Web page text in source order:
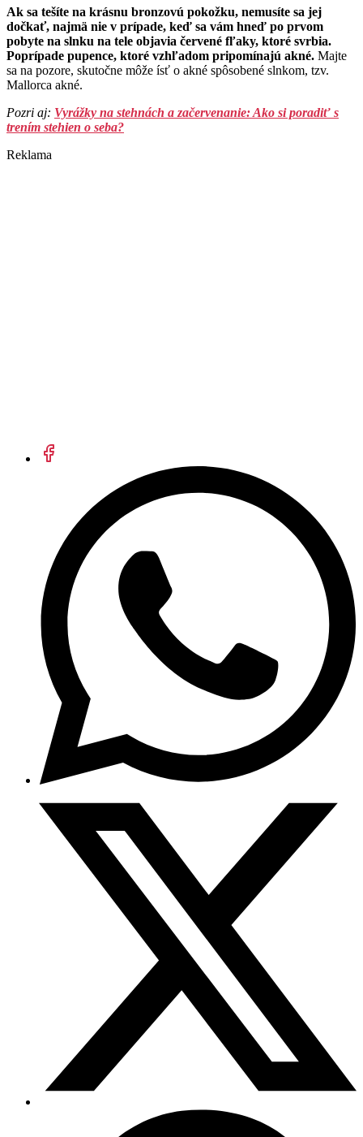
Ak sa tešíte na krásnu bronzovú pokožku, nemusíte sa jej
dočkať, najmä nie v prípade, keď sa vám hneď po prvom
pobyte na slnku na tele objavia červené fľaky, ktoré svrbia.
Poprípade pupence, ktoré vzhľadom pripomínajú akné. Majte
sa na pozore, skutočne môže ísť o akné spôsobené slnkom, tzv.
Mallorca akné.
Pozri aj: Vyrážky na stehnách a začervenanie: Ako si poradiť s
trením stehien o seba?
Reklama